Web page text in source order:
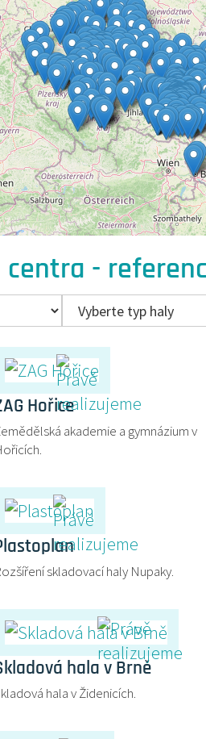
centra -
Hořice
akademie a gymnázium v
skladovací haly Nupaky.
hala v Brně
hala v Židenicích.